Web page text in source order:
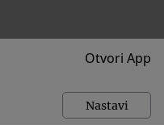
Otvori App
Nastavi